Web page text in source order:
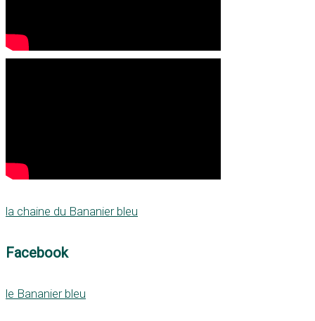
la chaine du Bananier bleu
Facebook
le Bananier bleu